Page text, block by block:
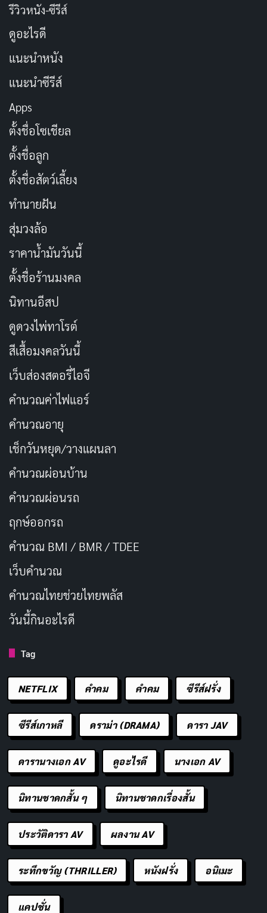
ละเอียดอ่อน ฉากต่างๆ ถูกสร้างขึ้นอย่างมีชีวิตชีวา และการ
สำรวจโลกในเกมทำได้อย่างน่าพอใจ แม้จะมีบางจุดที่การ
ออกแบบทำให้รู้สึกไม่สะดวกในการเคลื่อนที่หรือการปีนที่
ระบบต่อสู้และศัตรู
ระบบการต่อสู้ในเกมนี้มีทั้งการต่อสู้ระยะประชิดและการยิง
ปืน ศัตรูมีความแข็งแกร่งและสามารถรับความเสียหายได้
มาก แต่การวางแผนและการใช้ทักษะอย่างชาญฉลาดจะ
ปัญหาของ AI ศัตรูที่ไม่ค่อยชาญฉลาดอาจทำให้การต่อสู้
รู้สึกน่าเบื่อในบางครั้ง
การสำรวจและการแก้ปริศนา
การสำรวจในเกมนี้เป็นสิ่งที่น่าตื่นเต้น แม้จะมีบางจุดที่
การนำทางไม่ค่อยชัดเจน แต่การค้นพบวัตถุโบราณและการ
แก้ปริศนาที่หลากหลายทำให้ผู้เล่นรู้สึกมีส่วนร่วมอย่างต่อ
เนื่อง ปริศนาที่ในเกมนี้ถูกออกแบบมาอย่างดีและมีความ
ทิ้งท้าย
Indiana Jones and the Great Circle เป็นเกมที่นำเสนอ
การผจญภัยที่น่าตื่นเต้นและเต็มไปด้วยกลไกการเล่นที่น่า
สนใจ ผู้เล่นจะได้สวมบทบาทเป็นอินเดียนา โจนส์ในภารกิจ
ที่ต้องสำรวจสถานที่ต่าง ๆ ทั่วโลก ตั้งแต่หลุมฝังศพในอียิปต์
ไปจนถึงภูเขาที่ปกคลุมด้วยหิมะ เกมนี้มีการออกแบบที่ดี
สัมพันธ์กัน ผู้เล่นสามารถใช้วัตถุต่าง ๆ เป็นอาวุธหรือเครื่อง
มือในการแก้ปัญหาได้อย่างสร้างสรรค์
เกมนี้เน้นความสำคัญของการค้นพบและการปรับตัว ผู้เล่น
จะได้รับ “Adventure Points” เพื่อปลดล็อกทักษะใหม่ ๆ
โดยการค้นพบหลุมฝังศพหรือช่วยเหลือผู้คนที่ถูกจับตัวไป
โดยนาซี สิ่งนี้ทำให้เกมนี้ไม่เพียงแต่เน้นการต่อสู้ แต่ยังส่ง
เสริมให้ผู้เล่นมีความคิดสร้างสรรค์ในการแก้ปัญหาและ
สำรวจโลกของอินเดียนา โจนส์อย่างแท้จริง ตัวละครศัตรู
อย่าง Voss ก็มีมิติที่น่าสนใจ ทำให้เรื่องราวมีความลึกซึ้งและ
น่าติดตาม
โดยรวมแล้ว Indiana Jones and the Great Circle เป็นเกม
รีวิวหนัง-ซีรีส์
ดูอะไรดี
แนะนำหนัง
แนะนำซีรีส์
Apps
ตั้งชื่อโซเชียล
ตั้งชื่อลูก
ตั้งชื่อสัตว์เลี้ยง
ทำนายฝัน
สุ่มวงล้อ
ราคาน้ำมันวันนี้
ตั้งชื่อร้านมงคล
นิทานอีสป
ดูดวงไพ่ทาโรต์
สีเสื้อมงคลวันนี้
เว็บส่องสตอรี่ไอจี
คำนวณค่าไฟแอร์
คำนวณอายุ
เช็กวันหยุด/วางแผนลา
คำนวณผ่อนบ้าน
คำนวณผ่อนรถ
ฤกษ์ออกรถ
คำนวณ BMI / BMR / TDEE
เว็บคํานวณ
คํานวณไทยช่วยไทยพลัส
วันนี้กินอะไรดี
Tag
NETFLIX คำคม คําคม ซีรีส์ฝรั่ง
ซีรีส์เกาหลี ดราม่า (DRAMA) ดารา JAV
ดารานางเอก AV ดูอะไรดี นางเอก AV
นิทานชาดกสั้น ๆ นิทานชาดกเรื่องสั้น
ประวัติดารา AV ผลงาน AV
ระทึกขวัญ (THRILLER) หนังฝรั่ง อนิเมะ
แคปชั่น